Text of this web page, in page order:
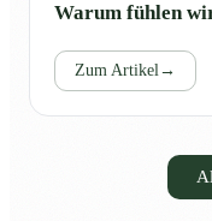
Warum fühlen
Zum Artikel→